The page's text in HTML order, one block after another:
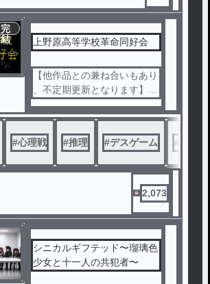
完
結
上野原高等学校革命同好会
【他作品との兼ね合いもあり
、不定期更新となります】
本作は【３年Ｄ組のクーデタ
ー】の精神的続編に当たりま
学校が【革命軍】なる人物達
つて自分が巻き込まれてしま
った【３Ｄ事件】と通ずるも
#心理戦 #推理 #デスゲーム #
2,073
シニカルギフテッド〜瑠璃色
少女と十一人の共犯者〜